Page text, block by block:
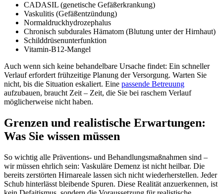
CADASIL (genetische Gefäßerkrankung)
Vaskulitis (Gefäßentzündung)
Normaldruckhydrozephalus
Chronisch subdurales Hämatom (Blutung unter der Hirnhaut)
Schilddrüsenunterfunktion
Vitamin-B12-Mangel
Auch wenn sich keine behandelbare Ursache findet: Ein schneller
Verlauf erfordert frühzeitige Planung der Versorgung. Warten Sie
nicht, bis die Situation eskaliert. Eine passende Betreuung
aufzubauen, braucht Zeit – Zeit, die Sie bei raschem Verlauf
möglicherweise nicht haben.
Grenzen und realistische Erwartungen:
Was Sie wissen müssen
So wichtig alle Präventions- und Behandlungsmaßnahmen sind –
wir müssen ehrlich sein: Vaskuläre Demenz ist nicht heilbar. Die
bereits zerstörten Hirnareale lassen sich nicht wiederherstellen. Jeder
Schub hinterlässt bleibende Spuren. Diese Realität anzuerkennen, ist